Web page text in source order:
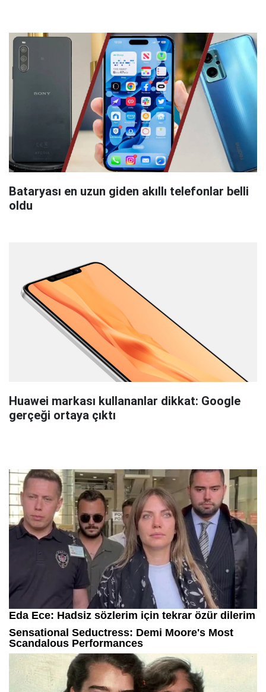
Bataryası en uzun giden akıllı telefonlar belli
oldu
Huawei markası kullananlar dikkat: Google
gerçeği ortaya çıktı